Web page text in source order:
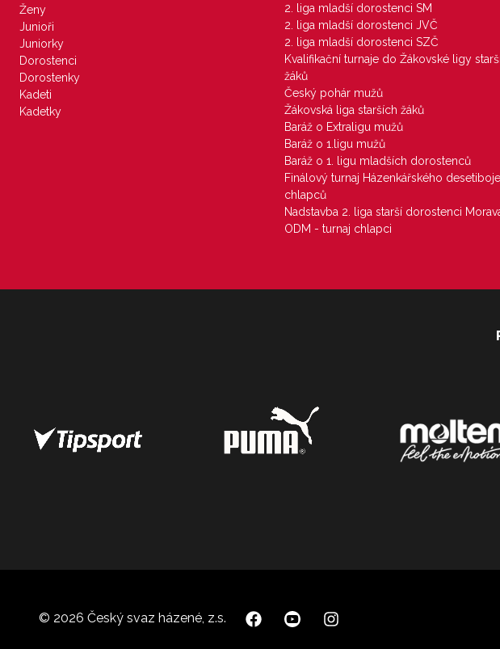
Ženy
Junioři
Juniorky
Dorostenci
Dorostenky
Kadeti
Kadetky
2. liga mladší dorostenci SM
2. liga mladší dorostenci JVČ
2. liga mladší dorostenci SZČ
Kvalifikační turnaje do Žákovské ligy
žáků
Český pohár mužů
Žákovská liga starších žáků
Baráž o Extraligu mužů
Baráž o 1.ligu mužů
Baráž o 1. ligu mladších dorostenců
Finálový turnaj Házenkářského desetiboje
chlapců
Nadstavba 2. liga starší dorostenci
ODM - turnaj chlapci
© 2026 Český svaz házené, z.s.